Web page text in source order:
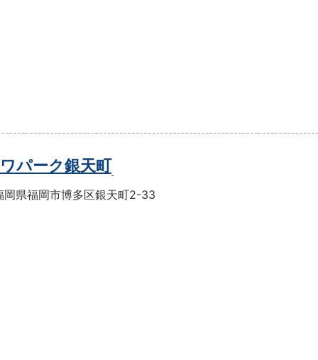
パーク銀天町
岡県福岡市博多区銀天町2-33